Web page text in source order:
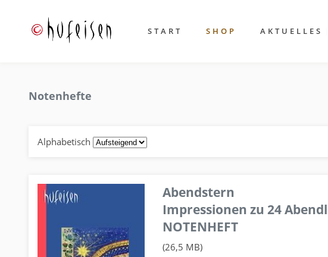
START SHOP AKTUELLES
Notenhefte
Alphabetisch
Abendstern
Impressionen zu 24
NOTENHEFT
(26,5 MB)